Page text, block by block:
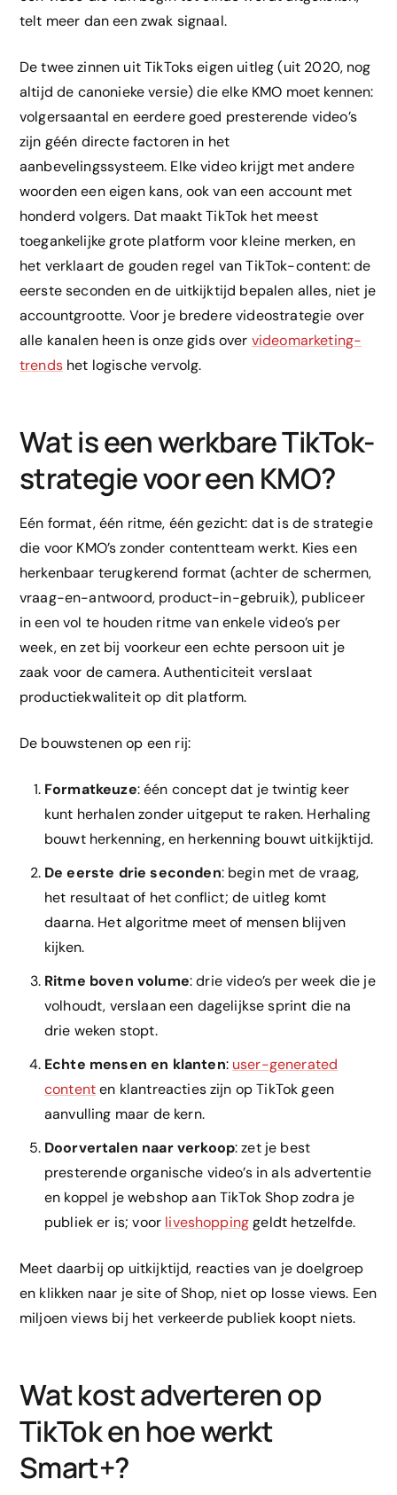
telt meer dan een zwak signaal.
De twee zinnen uit TikToks eigen uitleg (uit 2020, nog
altijd de canonieke versie) die elke KMO moet kennen:
volgersaantal en eerdere goed presterende video’s
zijn géén directe factoren in het
aanbevelingssysteem. Elke video krijgt met andere
woorden een eigen kans, ook van een account met
honderd volgers. Dat maakt TikTok het meest
toegankelijke grote platform voor kleine merken, en
het verklaart de gouden regel van TikTok-content: de
eerste seconden en de uitkijktijd bepalen alles, niet je
accountgrootte. Voor je bredere videostrategie over
alle kanalen heen is onze gids over videomarketing-
trendshet logische vervolg.
Wat is een werkbare TikTok-
strategie voor een KMO?
Eén format, één ritme, één gezicht: dat is de strategie
die voor KMO’s zonder contentteam werkt. Kies een
herkenbaar terugkerend format (achter de schermen,
vraag-en-antwoord, product-in-gebruik), publiceer
in een vol te houden ritme van enkele video’s per
week, en zet bij voorkeur een echte persoon uit je
zaak voor de camera. Authenticiteit verslaat
productiekwaliteit op dit platform.
De bouwstenen op een rij:
Formatkeuze: één concept dat je twintig keer
kunt herhalen zonder uitgeput te raken. Herhaling
bouwt herkenning, en herkenning bouwt uitkijktijd.
De eerste drie seconden: begin met de vraag,
het resultaat of het conflict; de uitleg komt
daarna. Het algoritme meet of mensen blijven
kijken.
Ritme boven volume: drie video’s per week die je
volhoudt, verslaan een dagelijkse sprint die na
drie weken stopt.
Echte mensen en klanten: user-generated
contenten klantreacties zijn op TikTok geen
aanvulling maar de kern.
Doorvertalen naar verkoop: zet je best
presterende organische video’s in als advertentie
en koppel je webshop aan TikTok Shop zodra je
publiek er is; voor liveshoppinggeldt hetzelfde.
Meet daarbij op uitkijktijd, reacties van je doelgroep
en klikken naar je site of Shop, niet op losse views. Een
miljoen views bij het verkeerde publiek koopt niets.
Wat kost adverteren op
TikTok en hoe werkt
Smart+?